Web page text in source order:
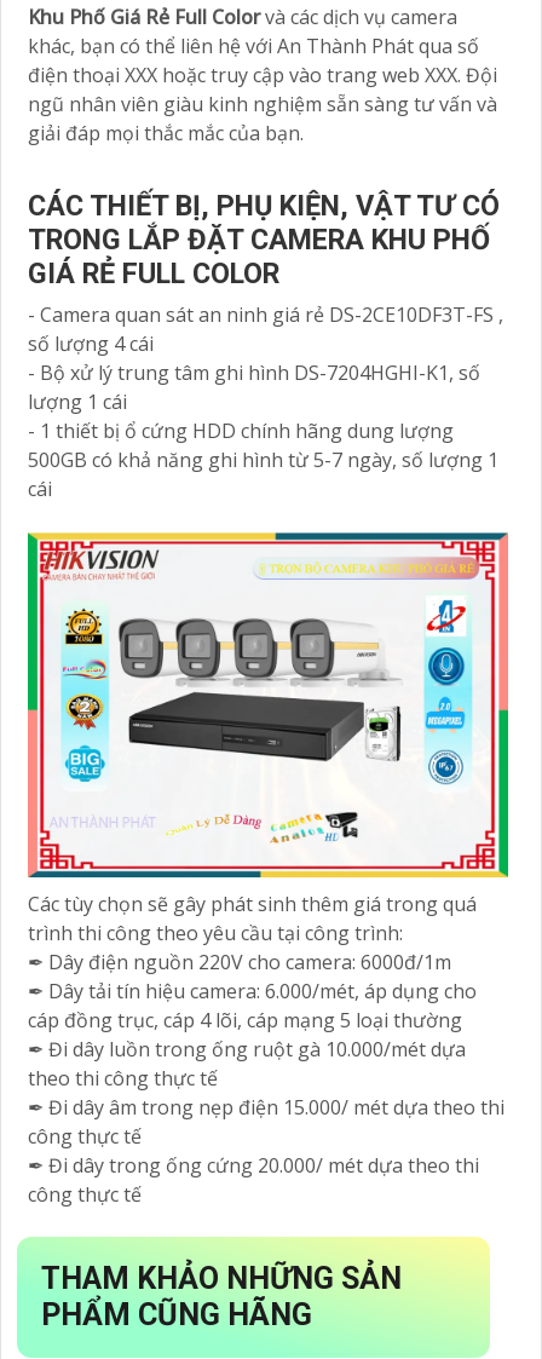
Khu Phố Giá Rẻ Full Colorvà các dịch vụ camera
khác, bạn có thể liên hệ với An Thành Phát qua số
điện thoại XXX hoặc truy cập vào trang web XXX. Đội
ngũ nhân viên giàu kinh nghiệm sẵn sàng tư vấn và
giải đáp mọi thắc mắc của bạn.
CÁC THIẾT BỊ, PHỤ KIỆN, VẬT TƯ CÓ
TRONG LẮP ĐẶT CAMERA KHU PHỐ
GIÁ RẺ FULL COLOR
- Camera quan sát an ninh giá rẻ DS-2CE10DF3T-FS ,
số lượng 4 cái
- Bộ xử lý trung tâm ghi hình DS-7204HGHI-K1, số
lượng 1 cái
- 1 thiết bị ổ cứng HDD chính hãng dung lượng
500GB có khả năng ghi hình từ 5-7 ngày, số lượng 1
cái
Các tùy chọn sẽ gây phát sinh thêm giá trong quá
trình thi công theo yêu cầu tại công trình:
✒ Dây điện nguồn 220V cho camera: 6000đ/1m
✒ Dây tải tín hiệu camera: 6.000/mét, áp dụng cho
cáp đồng trục, cáp 4 lõi, cáp mạng 5 loại thường
✒ Đi dây luồn trong ống ruột gà 10.000/mét dựa
theo thi công thực tế
✒ Đi dây âm trong nẹp điện 15.000/ mét dựa theo thi
công thực tế
✒ Đi dây trong ống cứng 20.000/ mét dựa theo thi
công thực tế
THAM KHẢO NHỮNG SẢN
PHẨM CŨNG HÃNG